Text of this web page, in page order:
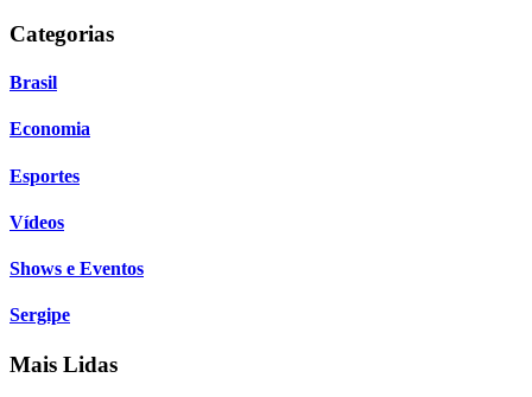
Categorias
Brasil
Economia
Esportes
Vídeos
Shows e Eventos
Sergipe
Mais Lidas